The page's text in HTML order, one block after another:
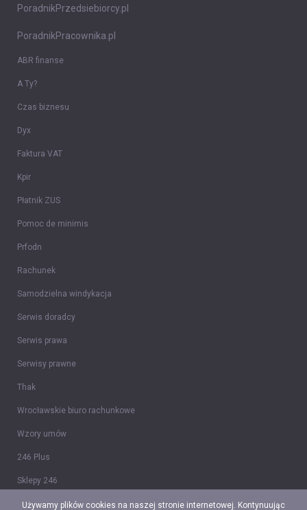
PoradnikPrzedsiebiorcy.pl
PoradnikPracownika.pl
ABR finanse
A Ty?
Czas biznesu
Dyx
Faktura VAT
Kpir
Płatnik ZUS
Pomoc de minimis
Prfodn
Rachunek
Samodzielna windykacja
Serwis doradcy
Serwis prawa
Serwisy prawne
Thak
Wrocławskie biuro rachunkowe
Wzory umów
246 Plus
Sklepy 246
Tidy CRM
Używamy plików cookies na naszej stronie internetowej. Kontynuując